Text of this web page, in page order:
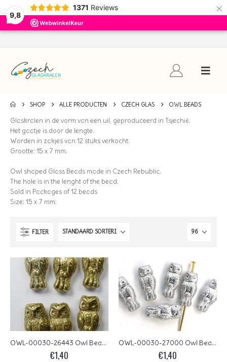
9,8
1371 Reviews ×
SHOP ALLE PRODUCTEN CZECH GLAS OWL BEADS
Glaskralen in de vorm van een uil, geproduceerd in Tsjechië.
Het gaatje is door de lengte.
Worden in zakjes van 12 stuks verkocht.
Grootte: 15 x 7 mm.
Owl shaped Glass Beads made in Czech Rebublic.
The hole is in the lenght of the bead.
Sold in Packages of 12 beads
Size: 15 x 7 mm.
FILTER
OWL-00030-26443 Owl Bead Full Amber 12 Pc.
€1,40
OWL-00030-27000 Owl Bead Full Silver 12 Pc.
€1,40